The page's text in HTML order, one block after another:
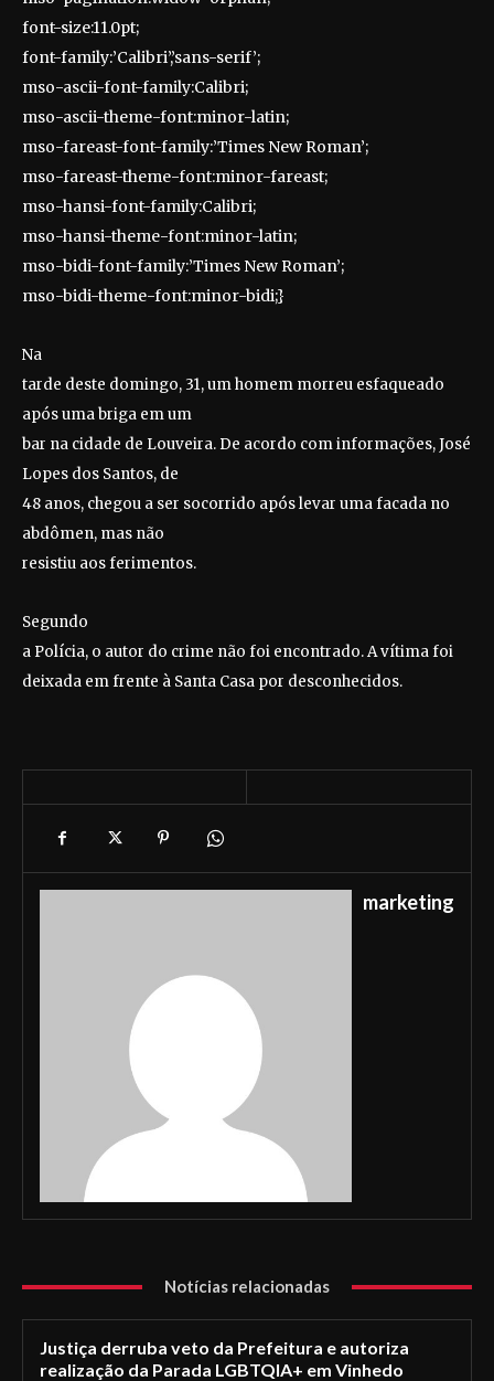
font-size:11.0pt;
font-family:’Calibri’,’sans-serif’;
mso-ascii-font-family:Calibri;
mso-ascii-theme-font:minor-latin;
mso-fareast-font-family:’Times New Roman’;
mso-fareast-theme-font:minor-fareast;
mso-hansi-font-family:Calibri;
mso-hansi-theme-font:minor-latin;
mso-bidi-font-family:’Times New Roman’;
mso-bidi-theme-font:minor-bidi;}
Na
tarde deste domingo, 31, um homem morreu esfaqueado
após uma briga em um
bar na cidade de Louveira. De acordo com informações, José
Lopes dos Santos, de
48 anos, chegou a ser socorrido após levar uma facada no
abdômen, mas não
resistiu aos ferimentos.
Segundo
a Polícia, o autor do crime não foi encontrado. A vítima foi
deixada em frente à Santa Casa por desconhecidos.
marketing
Notícias relacionadas
Justiça derruba veto da Prefeitura e autoriza
realização da Parada LGBTQIA+ em Vinhedo